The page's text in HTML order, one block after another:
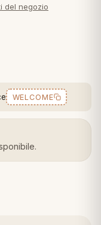
del negozio
WELCOME